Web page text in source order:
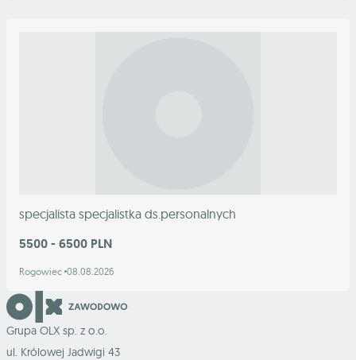
specjalista specjalistka ds.personalnych
5500 - 6500 PLN
Rogowiec 08.08.2026
Grupa OLX sp. z o.o.
ul. Królowej Jadwigi 43